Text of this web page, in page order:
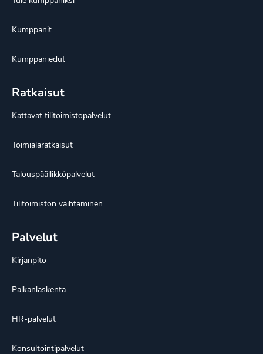
Kumppanit
Kumppaniedut
Ratkaisut
Kattavat tilitoimistopalvelut
Toimialaratkaisut
Talouspäällikköpalvelut
Tilitoimiston vaihtaminen
Palvelut
Kirjanpito
Palkanlaskenta
HR-palvelut
Konsultointipalvelut